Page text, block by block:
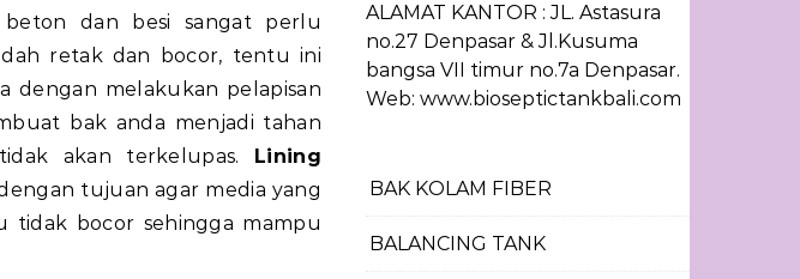
retak dan bocor, tentu ini
dengan melakukan pelapisan
bak anda menjadi tahan
akan terkelupas. Lining
tujuan agar media yang
tidak bocor sehingga mampu
ALAMAT KANTOR : JL. Astasura
no.27 Denpasar & Jl.Kusuma
bangsa VII timur no.7a Denpasar.
Web: www.bioseptictankbali.com
BAK KOLAM FIBER
BALANCING TANK